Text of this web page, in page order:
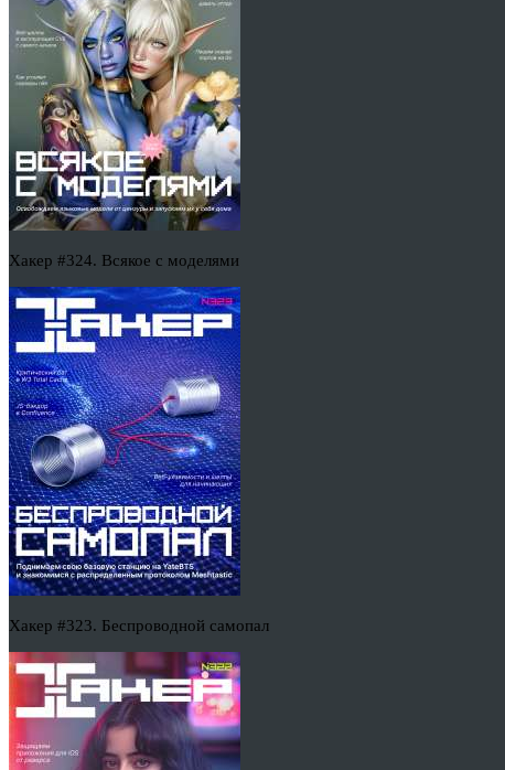
Хакер #324. Всякое с моделями
Хакер #323. Беспроводной самопал